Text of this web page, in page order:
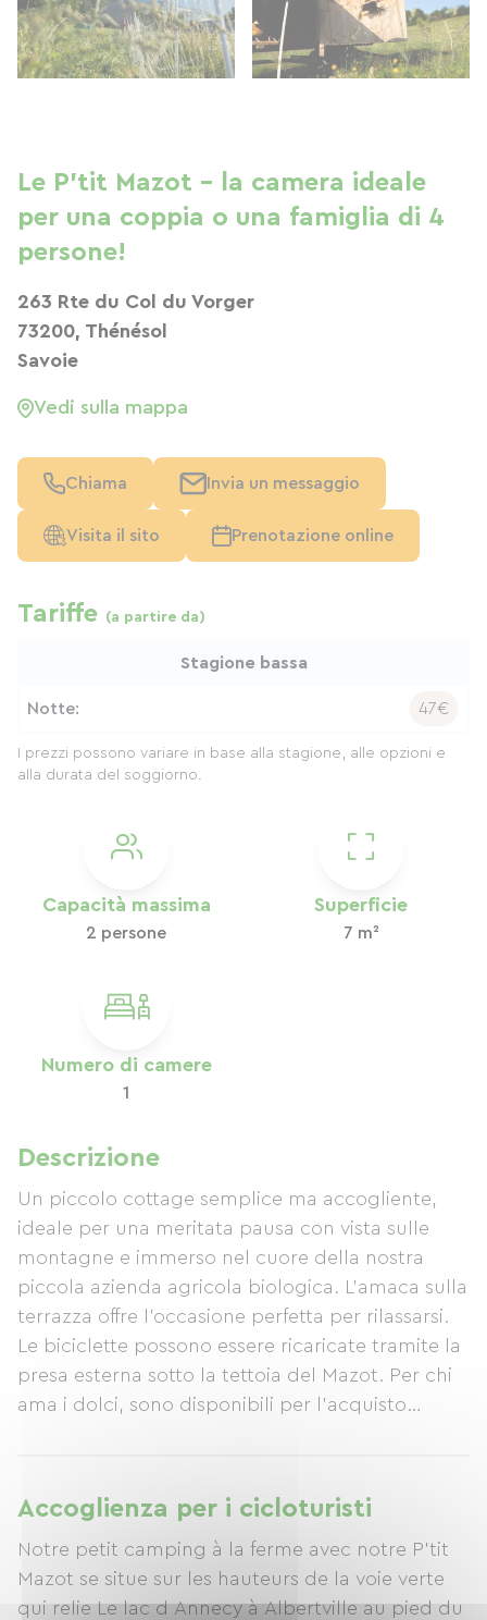
Capacità massima
2 persone
Superficie
7 m²
Numero di camere
1
Descrizione
Un piccolo cottage semplice ma accogliente,
ideale per una meritata pausa con vista sulle
montagne e immerso nel cuore della nostra
piccola azienda agricola biologica. L'amaca sulla
terrazza offre l'occasione perfetta per rilassarsi.
Le biciclette possono essere ricaricate tramite la
presa esterna sotto la tettoia del Mazot. Per chi
ama i dolci, sono disponibili per l'acquisto
nella sala comune è dotato dell'attrezzatura di
base per preparare pasti e spuntini.
Accoglienza per i cicloturisti
Notre petit camping à la ferme avec notre P'tit
Mazot se situe sur les hauteurs de la voie verte
qui relie Le lac d Annecy à Albertville au pied du
Le P'tit Mazot - la camera ideale
per una coppia o una famiglia di 4
persone!
263 Rte du Col du Vorger
73200, Thénésol
Savoie
Vedi sulla mappa
Chiama Invia un messaggio
Visita il sito Prenotazione online
Tariffe (a partire da)
Stagione bassa
Notte: 47€
I prezzi possono variare in base alla stagione, alle opzioni e
alla durata del soggiorno.